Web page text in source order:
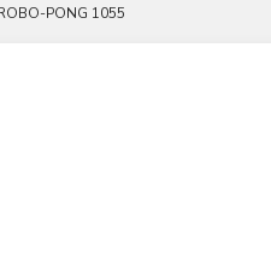
PONG 1055